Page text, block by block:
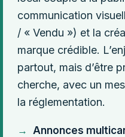
communication
/ « Vendu ») et la
marque crédible.
partout, mais d’être
cherche, avec un
la réglementation.
Annonces